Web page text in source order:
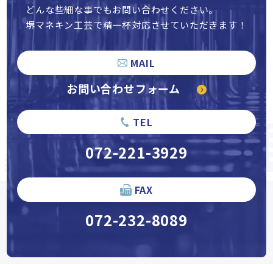
どんな些細な事でもお問い合わせください。
堺マネキン工芸で精一杯対応させていただきます！
MAIL
お問い合わせフォーム
TEL
072-221-3929
FAX
072-232-8089